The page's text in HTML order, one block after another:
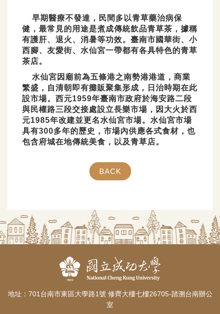
早期醫療不發達，民間多以青草藥治病保
健，最常見的用途是煮成傳統飲品青草茶，據稱
有護肝、退火、消暑等功效。臺南市國華街、小
西腳、友愛街、水仙宮一帶都有各具特色的青草
茶店。
水仙宮因廟前為五條港之南勢港港道，商業
繁盛，自清朝即有攤販聚集形成，日治時期在此
設市場。西元1959年臺南市政府於海安路二段
與民權路三段交接處設立長樂市場，因大火於西
元1985年改建並更名水仙宮市場。水仙宮市場
具有300多年的歷史，市場內供應各式食材，也
包含府城在地傳統美食，以及青草店。
BACK
地址：701台南市東區大學路1號 修齊大樓七樓26705-踏溯台南辦公
室